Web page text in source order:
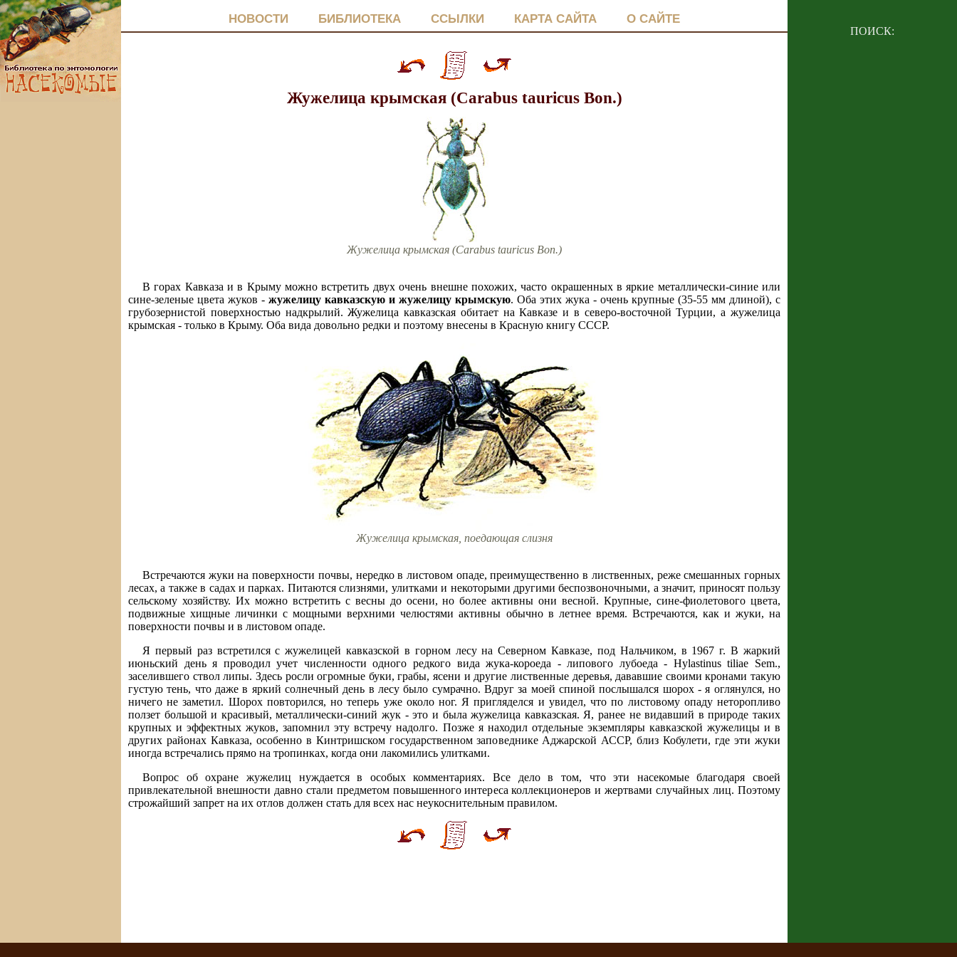
НОВОСТИ БИБЛИОТЕКА ССЫЛКИ КАРТА САЙТА О САЙТЕ
Жужелица крымская (Carabus tauricus Bon.)
Жужелица крымская (Carabus tauricus Bon.)
В горах Кавказа и в Крыму можно встретить двух очень внешне похожих, часто окрашенных в яркие металлически-синие или
сине-зеленые цвета жуков - жужелицу кавказскую и жужелицу крымскую. Оба этих жука - очень крупные (35-55 мм длиной), с
грубозернистой поверхностью надкрылий. Жужелица кавказская обитает на Кавказе и в северо-восточной Турции, а жужелица
крымская - только в Крыму. Оба вида довольно редки и поэтому внесены в Красную книгу СССР.
Жужелица крымская, поедающая слизня
Встречаются жуки на поверхности почвы, нередко в листовом опаде, преимущественно в лиственных, реже смешанных горных
лесах, а также в садах и парках. Питаются слизнями, улитками и некоторыми другими беспозвоночными, а значит, приносят пользу
сельскому хозяйству. Их можно встретить с весны до осени, но более активны они весной. Крупные, сине-фиолетового цвета,
подвижные хищные личинки с мощными верхними челюстями активны обычно в летнее время. Встречаются, как и жуки, на
поверхности почвы и в листовом опаде.
Я первый раз встретился с жужелицей кавказской в горном лесу на Северном Кавказе, под Нальчиком, в 1967 г. В жаркий
июньский день я проводил учет численности одного редкого вида жука-короеда - липового лубоеда - Hylastinus tiliae Sem.,
заселившего ствол липы. Здесь росли огромные буки, грабы, ясени и другие лиственные деревья, дававшие своими кронами такую
густую тень, что даже в яркий солнечный день в лесу было сумрачно. Вдруг за моей спиной послышался шорох - я оглянулся, но
ничего не заметил. Шорох повторился, но теперь уже около ног. Я пригляделся и увидел, что по листовому опаду неторопливо
ползет большой и красивый, металлически-синий жук - это и была жужелица кавказская. Я, ранее не видавший в природе таких
крупных и эффектных жуков, запомнил эту встречу надолго. Позже я находил отдельные экземпляры кавказской жужелицы и в
других районах Кавказа, особенно в Кинтришском государственном заповеднике Аджарской АССР, близ Кобулети, где эти жуки
иногда встречались прямо на тропинках, когда они лакомились улитками.
Вопрос об охране жужелиц нуждается в особых комментариях. Все дело в том, что эти насекомые благодаря своей
привлекательной внешности давно стали предметом повышенного интереса коллекционеров и жертвами случайных лиц. Поэтому
строжайший запрет на их отлов должен стать для всех нас неукоснительным правилом.
ПОИСК: